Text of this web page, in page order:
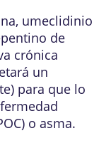
umeclidinio
de
crónica
un
para que lo
o asma.